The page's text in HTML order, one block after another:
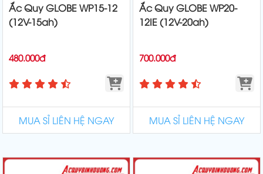
Ắc Quy GLOBE WP15-12
(12V-15ah)
480.000đ
MUA SỈ LIÊN HỆ NGAY
Ắc Quy GLOBE WP20-
12IE (12V-20ah)
700.000đ
MUA SỈ LIÊN HỆ NGAY